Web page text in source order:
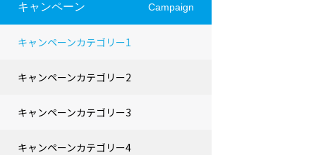
キャンペーン Campaign
キャンペーンカテゴリー1
キャンペーンカテゴリー2
キャンペーンカテゴリー3
キャンペーンカテゴリー4